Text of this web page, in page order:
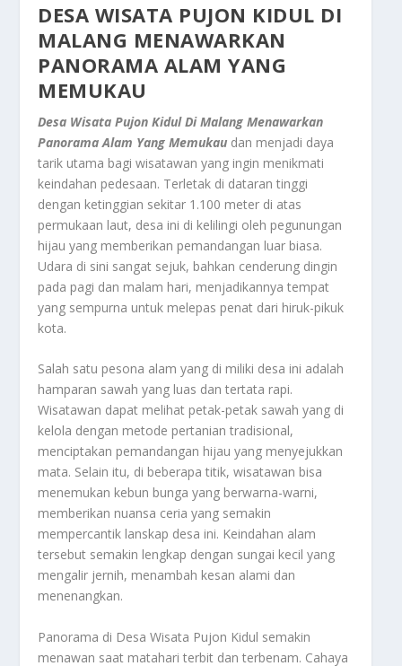
DESA WISATA PUJON KIDUL DI
MALANG MENAWARKAN
PANORAMA ALAM YANG
MEMUKAU
Desa Wisata Pujon Kidul Di Malang Menawarkan
Panorama Alam Yang Memukau dan menjadi daya
tarik utama bagi wisatawan yang ingin menikmati
keindahan pedesaan. Terletak di dataran tinggi
dengan ketinggian sekitar 1.100 meter di atas
permukaan laut, desa ini di kelilingi oleh pegunungan
hijau yang memberikan pemandangan luar biasa.
Udara di sini sangat sejuk, bahkan cenderung dingin
pada pagi dan malam hari, menjadikannya tempat
yang sempurna untuk melepas penat dari hiruk-pikuk
kota.
Salah satu pesona alam yang di miliki desa ini adalah
hamparan sawah yang luas dan tertata rapi.
Wisatawan dapat melihat petak-petak sawah yang di
kelola dengan metode pertanian tradisional,
menciptakan pemandangan hijau yang menyejukkan
mata. Selain itu, di beberapa titik, wisatawan bisa
menemukan kebun bunga yang berwarna-warni,
memberikan nuansa ceria yang semakin
mempercantik lanskap desa ini. Keindahan alam
tersebut semakin lengkap dengan sungai kecil yang
mengalir jernih, menambah kesan alami dan
menenangkan.
Panorama di Desa Wisata Pujon Kidul semakin
menawan saat matahari terbit dan terbenam. Cahaya